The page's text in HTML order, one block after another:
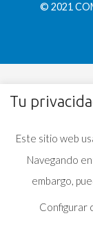
© 2021
Tu
Este sitio web
Navegando
embargo,
Configurar